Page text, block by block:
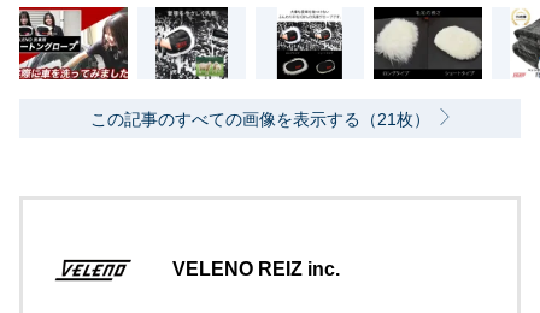
この記事のすべての画像を表示する（21枚）
VELENO REIZ inc.